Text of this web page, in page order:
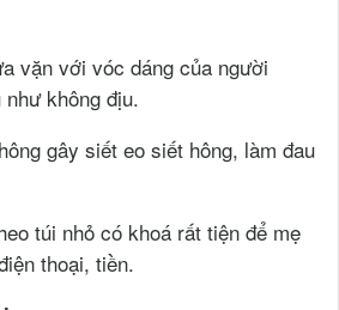
vặn với vóc dáng của người
không địu.
gây siết eo siết hông, làm đau
túi nhỏ có khoá rất tiện để mẹ
thoại, tiền.